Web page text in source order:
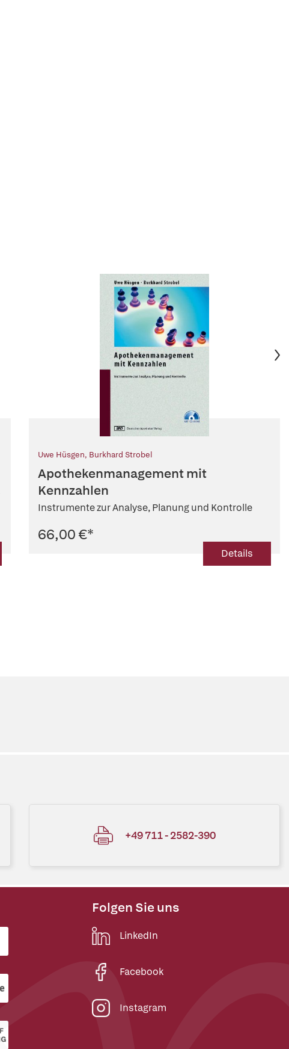
Uwe Hüsgen, Burkhard Strobel
Apothekenmanagement mit
Kennzahlen
Instrumente zur Analyse, Planung und Kontrolle
66,00 €*
Details
+49 711 - 2582-390
Folgen Sie uns
LinkedIn
Facebook
Instagram